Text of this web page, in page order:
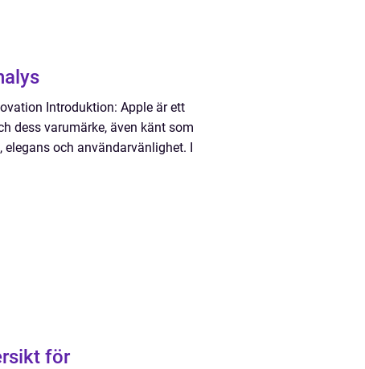
Introduktion: Apple är ett
dess varumärke, även känt som
och användarvänlighet. I
för